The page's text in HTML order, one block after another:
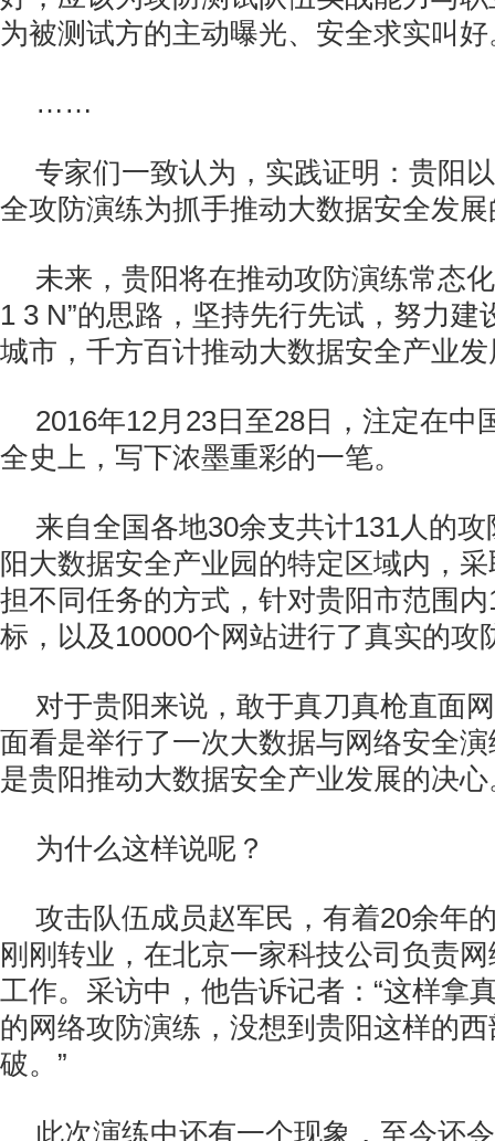
为被测试方的主动曝光、安全求实叫好
……
专家们一致认为，实践证明：贵阳
全攻防演练为抓手推动大数据安全发
未来，贵阳将在推动攻防演练常态
1 3 N”的思路，坚持先行先试，努力建
城市，千方百计推动大数据安全产业
2016年12月23日至28日，注定在中
全史上，写下浓墨重彩的一笔。
来自全国各地30余支共计131人的
阳大数据安全产业园的特定区域内，
担不同任务的方式，针对贵阳市范围
标，以及10000个网站进行了真实的攻
对于贵阳来说，敢于真刀真枪直面
面看是举行了一次大数据与网络安全
是贵阳推动大数据安全产业发展的决心
为什么这样说呢？
攻击队伍成员赵军民，有着20余年
刚刚转业，在北京一家科技公司负责
工作。采访中，他告诉记者：“这样拿
的网络攻防演练，没想到贵阳这样的
破。”
此次演练中还有一个现象，至今还